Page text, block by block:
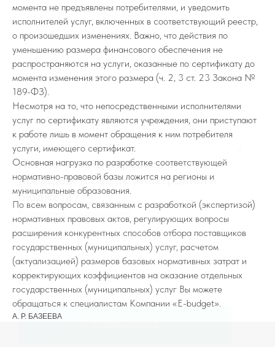
Хотите узнать первыми о
новациях в сфере электронного
бюджета?
Ваш e-mail
Отправляя заявку, вы соглашаетесь на обработку персональных
данных, защищенных политикой конфиденциальности и
использования данных
момента не предъявлены потребителями, и уведомить
исполнителей услуг, включенных в соответствующий реестр,
о произошедших изменениях. Важно, что действия по
уменьшению размера финансового обеспечения не
распространяются на услуги, оказанные по сертификату до
момента изменения этого размера (ч. 2, 3 ст. 23 Закона №
189-ФЗ).
Несмотря на то, что непосредственными исполнителями
услуг по сертификату являются учреждения, они приступают
к работе лишь в момент обращения к ним потребителя
услуги, имеющего сертификат.
Основная нагрузка по разработке соответствующей
нормативно-правовой базы ложится на регионы и
муниципальные образования.
По всем вопросам, связанным с разработкой (экспертизой)
нормативных правовых актов, регулирующих вопросы
расширения конкурентных способов отбора поставщиков
государственных (муниципальных) услуг, расчетом
(актуализацией) размеров базовых нормативных затрат и
корректирующих коэффициентов на оказание отдельных
государственных (муниципальных) услуг Вы можете
обращаться к специалистам Компании «E-budget».
А. Р. БАЗЕЕВА